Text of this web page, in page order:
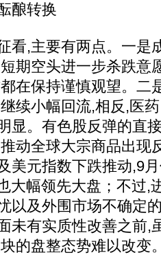
酿转换
,主要有两点。一是
期空头进一步杀跌意
在保持谨慎观望。二
续小幅回流,相反,医
显。有色股反弹的直
动全球大宗商品出现
美元指数下跌推动,9
大幅领先大盘；不过,
以及外围市场不确定
未有实质性改善之前,
的盘整态势难以改变